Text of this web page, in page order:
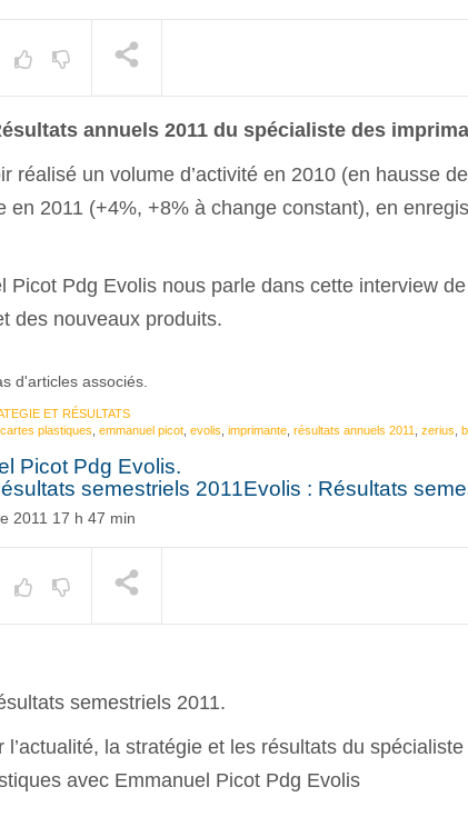
NOW PLAYING
annuels 2011 du spécialiste des
réalisé un volume d’activité en 2010 (en hausse
en 2011 (+4%, +8% à change constant), en
Picot Pdg Evolis nous parle dans cette interview
des nouveaux produits.
d'articles associés.
ET RÉSULTATS
cartes plastiques emmanuel picot evolis imprimante résultats annuels 2011 zerius
Picot Pdg Evolis.
semestriels 2011Evolis : Résultats
2011 17 h 47 min
semestriels 2011.
l’actualité, la stratégie et les résultats du
avec Emmanuel Picot Pdg Evolis